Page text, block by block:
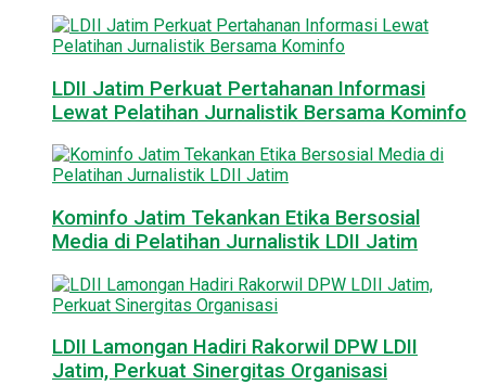
LDII Jatim Perkuat Pertahanan Informasi
Lewat Pelatihan Jurnalistik Bersama Kominfo
Kominfo Jatim Tekankan Etika Bersosial
Media di Pelatihan Jurnalistik LDII Jatim
LDII Lamongan Hadiri Rakorwil DPW LDII
Jatim, Perkuat Sinergitas Organisasi